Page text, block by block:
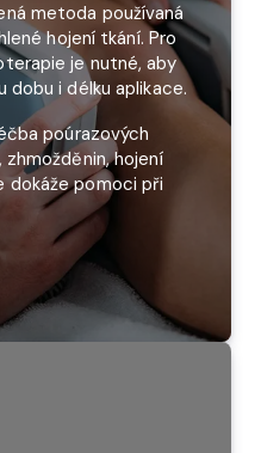
metoda používaná
hojení tkání. Pro
je nutné, aby
i délku aplikace.
poúrazových
hojení
dokáže pomoci při